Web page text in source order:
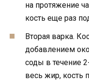
на протяжение
кость еще раз
Вторая варка.
добавлением
соды в течение
весь жир, кость